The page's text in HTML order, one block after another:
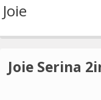
Joie
Joie Serina